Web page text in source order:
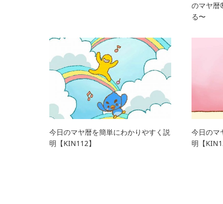
のマヤ暦
る〜
今日のマヤ暦を簡単にわかりやすく説
明【KIN112】
今日のマ
明【